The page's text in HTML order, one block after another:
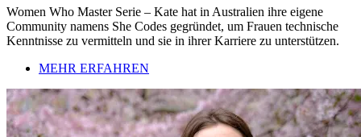
Women Who Master Serie – Kate hat in Australien ihre eigene
Community namens She Codes gegründet, um Frauen technische
Kenntnisse zu vermitteln und sie in ihrer Karriere zu unterstützen.
MEHR ERFAHREN